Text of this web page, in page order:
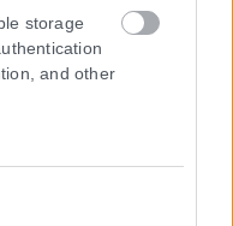
storage
and other